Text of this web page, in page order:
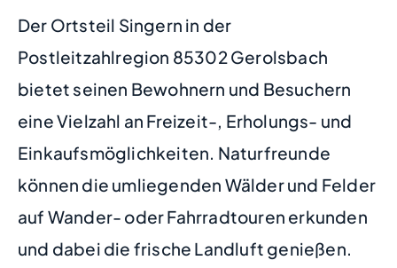
Der Ortsteil Singern in der
Postleitzahlregion 85302 Gerolsbach
bietet seinen Bewohnern und Besuchern
eine Vielzahl an Freizeit-, Erholungs- und
Einkaufsmöglichkeiten. Naturfreunde
können die umliegenden Wälder und Felder
auf Wander- oder Fahrradtouren erkunden
und dabei die frische Landluft genießen.